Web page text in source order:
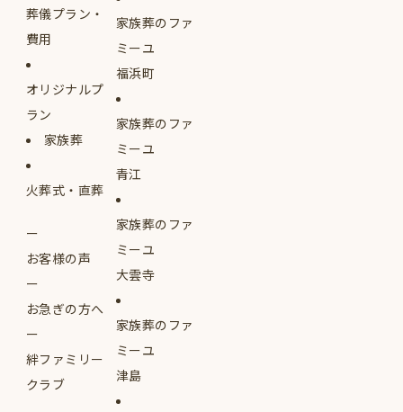
葬儀プラン・
費用
オリジナルプ
ラン
家族葬
火葬式・直葬
お客様の声
お急ぎの方へ
絆ファミリー
クラブ
家族葬のファ
ミーユ
福浜町
家族葬のファ
ミーユ
青江
家族葬のファ
ミーユ
大雲寺
家族葬のファ
ミーユ
津島